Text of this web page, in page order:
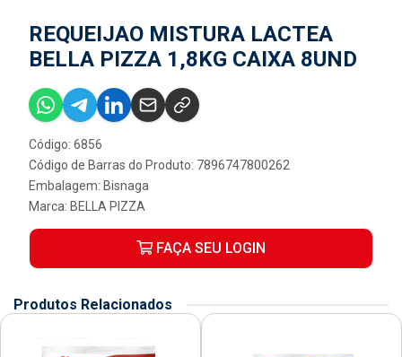
REQUEIJAO MISTURA LACTEA
BELLA PIZZA 1,8KG CAIXA 8UND
Código: 6856
Código de Barras do Produto: 7896747800262
Embalagem: Bisnaga
Marca: BELLA PIZZA
FAÇA SEU LOGIN
Produtos Relacionados